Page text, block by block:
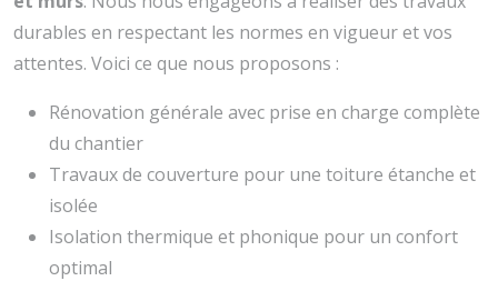
durables en respectant les normes en vigueur et vos
attentes. Voici ce que nous proposons :
Rénovation générale avec prise en charge complète
du chantier
Travaux de couverture pour une toiture étanche et
isolée
Isolation thermique et phonique pour un confort
optimal